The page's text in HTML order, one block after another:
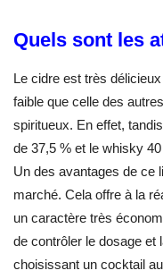
Quels sont les
Le cidre est très
faible que celle des
spiritueux. En effet,
de 37,5 % et le whisky 40
Un des avantages de ce
marché. Cela offre à la
un caractère très
de contrôler le dosage et
choisissant un cocktail